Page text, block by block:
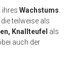
ihres Wachstums.
teilweise als
Knallteufel als
auch der